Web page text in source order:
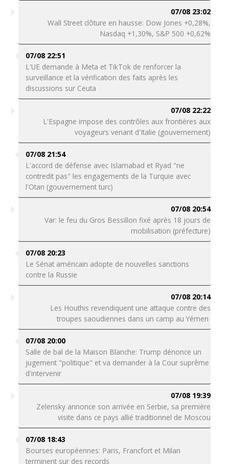
07/08 23:02
Wall Street clôture en hausse: Dow Jones +0,28%,
Nasdaq +1,30%, S&P 500 +0,62%
07/08 22:51
L'UE demande à Meta et TikTok de renforcer la
surveillance et la vérification des faits après les
discussions sur Ceuta
07/08 22:22
L'Espagne impose des contrôles aux frontières aux
voyageurs venant d'Italie (gouvernement)
07/08 21:54
L'accord de défense avec Islamabad et Ryad "ne
contredit pas" les engagements de la Turquie avec
l'Otan (gouvernement turc)
07/08 20:54
Var: le feu du Gros Bessillon fixé après 18 jours de
mobilisation (préfecture)
07/08 20:23
Le Sénat américain adopte de nouvelles sanctions
contre la Russie
07/08 20:14
Les Houthis revendiquent une attaque contre des
troupes saoudiennes dans un camp au Yémen
07/08 20:00
Salle de bal de la Maison Blanche: Trump dénonce un
jugement "politique" et va demander à la Cour suprême
d'intervenir
07/08 19:39
Zelensky annonce son arrivée en Serbie, sa première
visite dans ce pays allié traditionnel de Moscou
07/08 18:43
Bourses européennes: Paris, Francfort et Milan
terminent sur des records